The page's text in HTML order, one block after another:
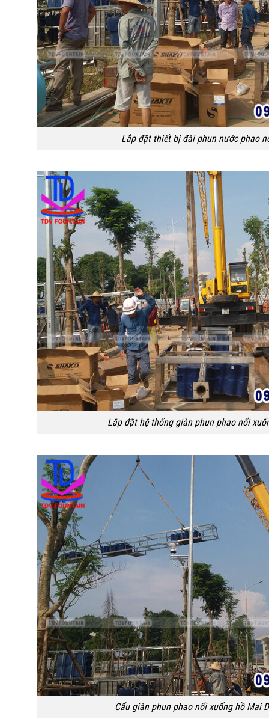
Lắp đặt thiết bị đài phun nước phao
Lắp đặt hệ thống giàn phun phao nổi
Cẩu giàn phun phao nổi xuống hồ Mai